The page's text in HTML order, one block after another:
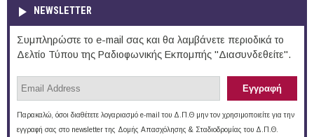
NEWSLETTER
Συμπληρώστε το e-mail σας και θα λαμβάνετε περιοδικά το
Δελτίο Τύπου της Ραδιοφωνικής Εκπομπής "Διασυνδεθείτε".
Παρακαλώ, όσοι διαθέτετε λογαριασμό e-mail του Δ.Π.Θ μην τον χρησιμοποιείτε για την
εγγραφή σας στο newsletter της Δομής Απασχόλησης & Σταδιοδρομίας του Δ.Π.Θ.